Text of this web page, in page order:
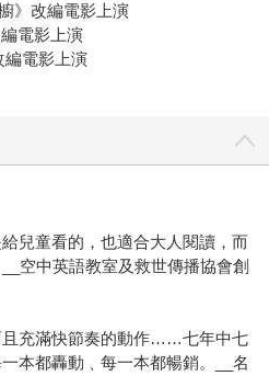
》改編電影上演
電影上演
編電影上演
兒童看的，也適合大人閱讀，而
空中英語教室及救世傳播協會創
且充滿快節奏的動作……七年中七
本都轟動﹑每一本都暢銷。__名